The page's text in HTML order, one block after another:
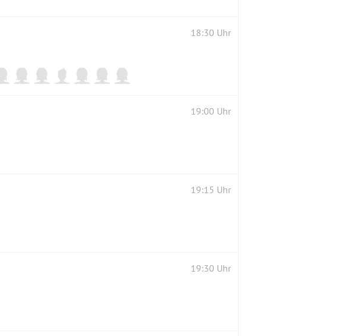
18:30 Uhr
19:00 Uhr
19:15 Uhr
19:30 Uhr